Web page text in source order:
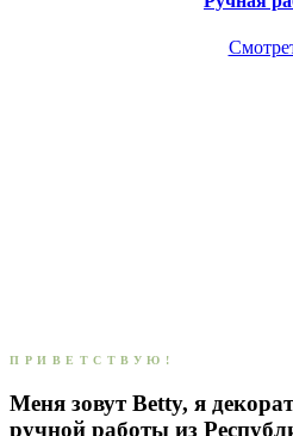
ПРИВЕТСТВУЮ!
Меня зовут Betty, я
ручной работы из